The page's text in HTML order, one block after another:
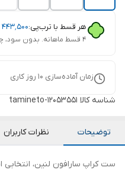
هر قسط با ترب‌پی:۴۴۳٬۵۰۰
۴ قسط ماهانه. بدون سود، چک و ضامن.
زمان آماده‌سازی 10 روز کاری
شناسه کالا tamineto-12053551
توضیحات نظرات کاربران
ست کراپ سارافون لنین،